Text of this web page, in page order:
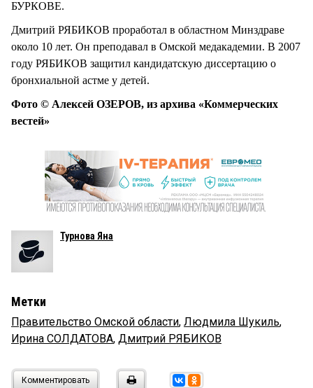
БУРКОВЕ.
Дмитрий РЯБИКОВ проработал в областном Минздраве
около 10 лет. Он преподавал в Омской медакадемии. В 2007
году РЯБИКОВ защитил кандидатскую диссертацию о
бронхиальной астме у детей.
Фото © Алексей ОЗЕРОВ, из архива «Коммерческих
вестей»
Турнова Яна
Метки
Правительство Омской области, Людмила Шукиль,
Ирина СОЛДАТОВА, Дмитрий РЯБИКОВ
Комментировать